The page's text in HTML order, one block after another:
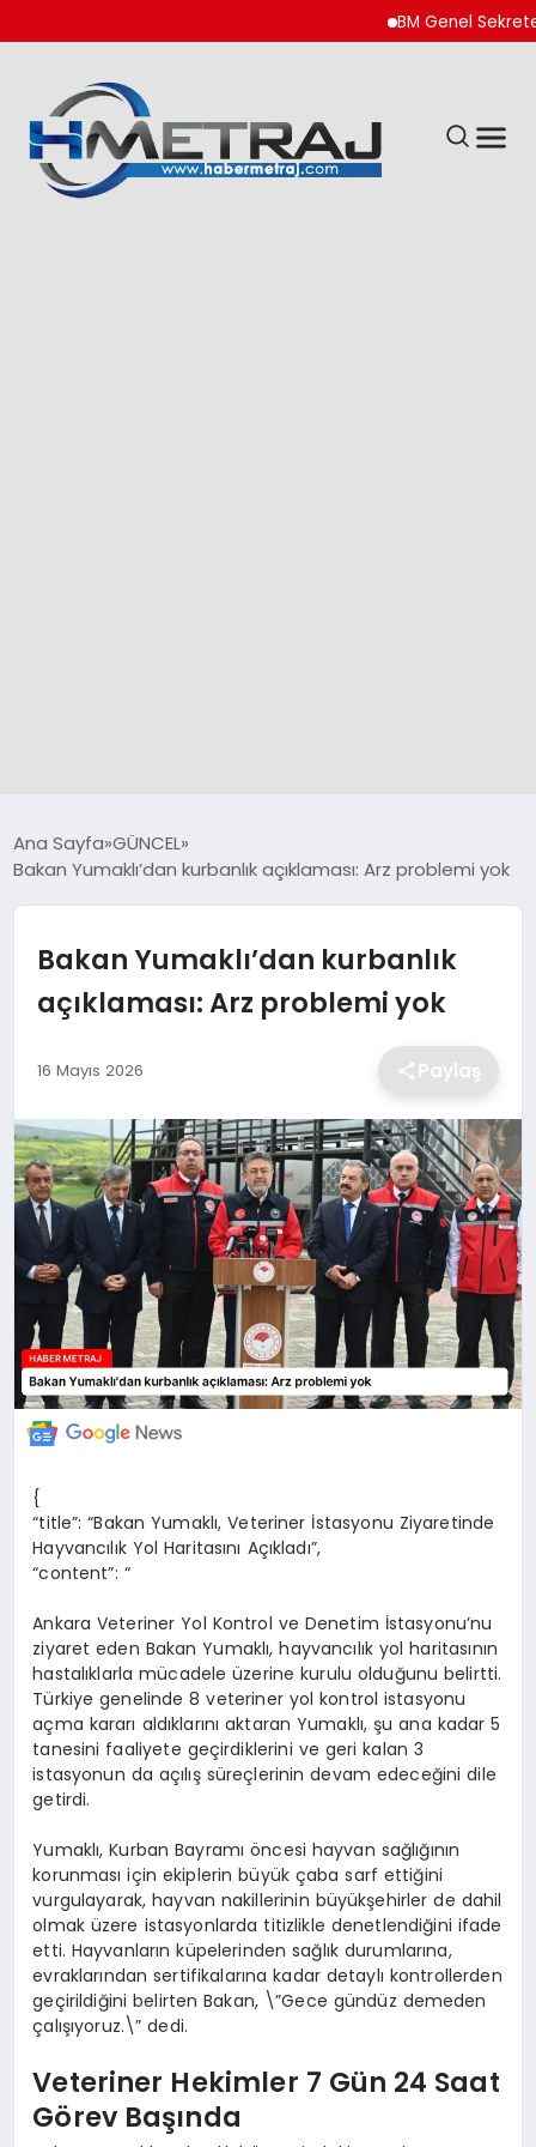
BM Genel Sekreteri
DÜNYA
EKONOMİ
MAGAZİN
TEKNOLOJİ
SAĞLIK
EĞİTİM
Ana Sayfa GÜNCEL
Bakan Yumaklı’dan kurbanlık açıklaması: Arz problemi yok
Bakan Yumaklı’dan kurbanlık
açıklaması: Arz problemi yok
16 Mayıs 2026 Paylaş
{
“title”: “Bakan Yumaklı, Veteriner İstasyonu Ziyaretinde
Hayvancılık Yol Haritasını Açıkladı”,
“content”: “
Ankara Veteriner Yol Kontrol ve Denetim İstasyonu’nu
ziyaret eden Bakan Yumaklı, hayvancılık yol haritasının
hastalıklarla mücadele üzerine kurulu olduğunu belirtti.
Türkiye genelinde 8 veteriner yol kontrol istasyonu
açma kararı aldıklarını aktaran Yumaklı, şu ana kadar 5
tanesini faaliyete geçirdiklerini ve geri kalan 3
istasyonun da açılış süreçlerinin devam edeceğini dile
getirdi.
Yumaklı, Kurban Bayramı öncesi hayvan sağlığının
korunması için ekiplerin büyük çaba sarf ettiğini
vurgulayarak, hayvan nakillerinin büyükşehirler de dahil
olmak üzere istasyonlarda titizlikle denetlendiğini ifade
etti. Hayvanların küpelerinden sağlık durumlarına,
evraklarından sertifikalarına kadar detaylı kontrollerden
geçirildiğini belirten Bakan, \”Gece gündüz demeden
çalışıyoruz.\” dedi.
Veteriner Hekimler 7 Gün 24 Saat
Görev Başında